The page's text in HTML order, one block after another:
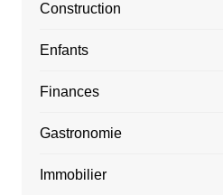
Construction
Enfants
Finances
Gastronomie
Immobilier